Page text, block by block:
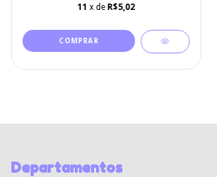
11 x de R$5,02
Departamentos